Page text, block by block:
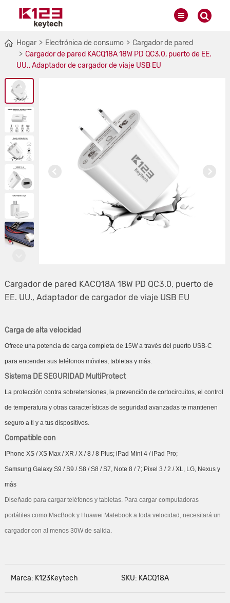
Hogar Electrónica de consumo
Cargador de pared
Cargador de pared KACQ18A 18W PD QC3.0, puerto de EE.
UU., Adaptador de cargador de viaje USB EU
Cargador de pared KACQ18A 18W PD QC3.0, puerto de
EE. UU., Adaptador de cargador de viaje USB EU
Carga de alta velocidad
Ofrece una potencia de carga completa de 15W a través del puerto USB-C
para encender sus teléfonos móviles, tabletas y más.
Sistema DE SEGURIDAD MultiProtect
La protección contra sobretensiones, la prevención de cortocircuitos, el control
de temperatura y otras características de seguridad avanzadas te mantienen
seguro a ti y a tus dispositivos.
Compatible con
IPhone XS / XS Max / XR / X / 8 / 8 Plus; iPad Mini 4 / iPad Pro;
Samsung Galaxy S9 / S9 / S8 / S8 / S7, Note 8 / 7; Pixel 3 / 2 / XL, LG, Nexus y
más
Diseñado para cargar teléfonos y tabletas. Para cargar computadoras
portátiles como MacBook y Huawei Matebook a toda velocidad, necesitará un
cargador con al menos 30W de salida.
Marca: K123Keytech SKU: KACQ18A